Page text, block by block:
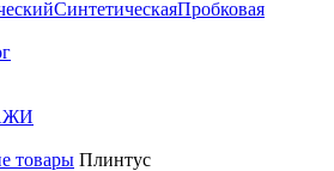
СинтетическаяПробковая
товары Плинтус